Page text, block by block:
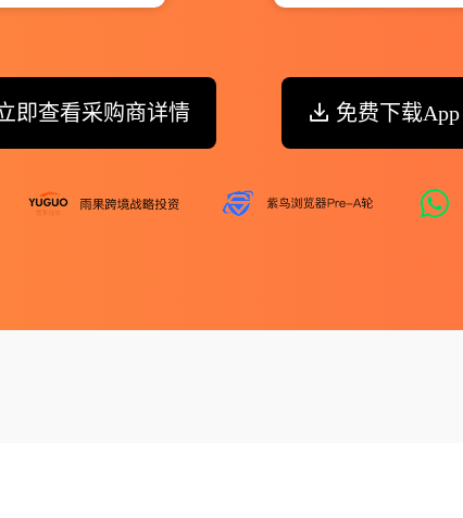
即查看采购商详情 免费下载App